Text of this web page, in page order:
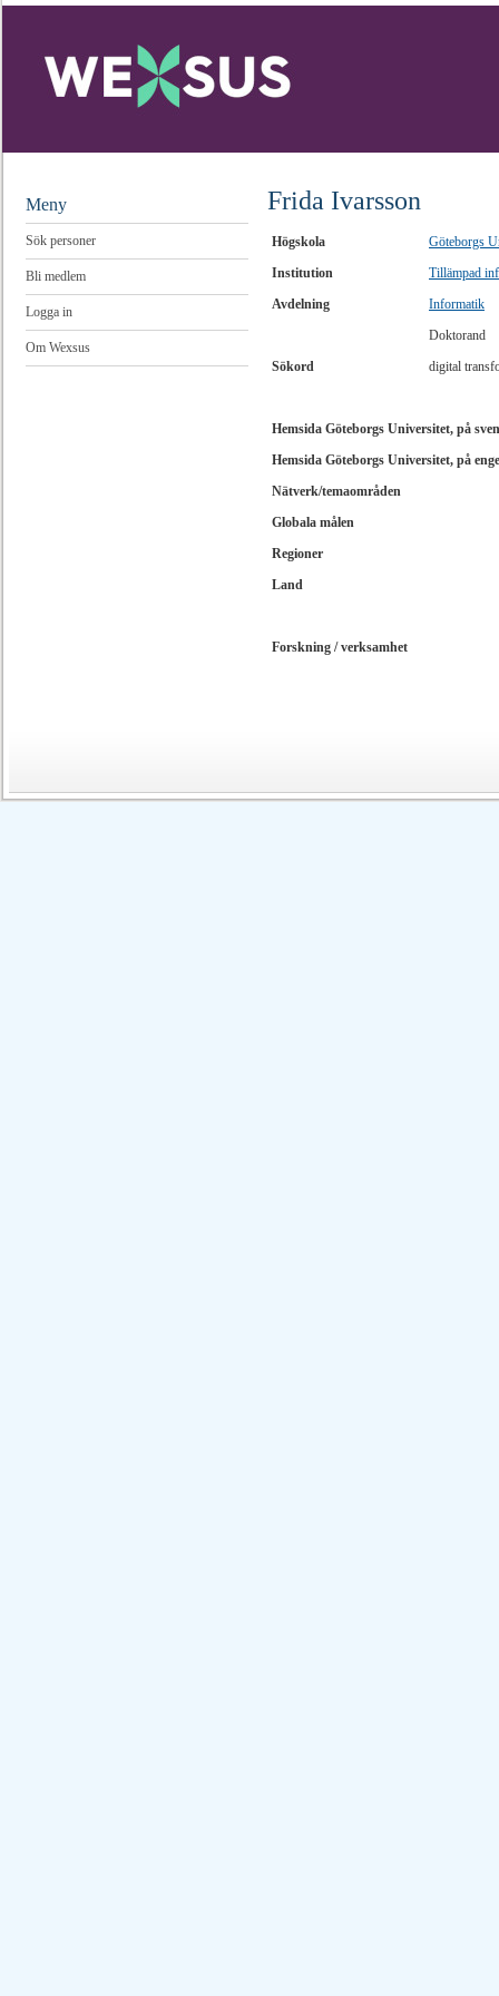
Meny
Sök personer
Bli medlem
Logga in
Om Wexsus
Frida Ivarsson
Högskola
Göteborgs
Institution
Tillämpad
Avdelning
Informatik
Doktorand
Sökord
digital
Hemsida Göteborgs Universitet, på
Hemsida Göteborgs Universitet, på
Nätverk/temaområden
Globala målen
Regioner
Land
Forskning / verksamhet